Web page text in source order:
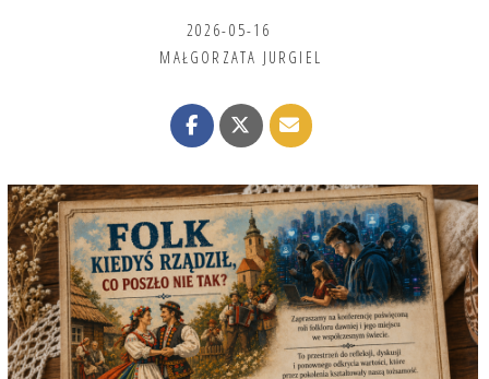
2026-05-16
MAŁGORZATA JURGIEL